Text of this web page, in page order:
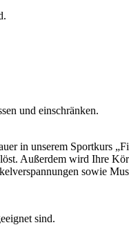
und einschränken.
in unserem Sportkurs
Außerdem wird Ihre
sowie
sind.